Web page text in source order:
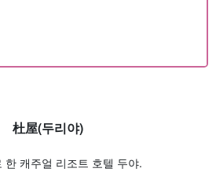
杜屋(두리야)
캐주얼 리조트 호텔 두야.